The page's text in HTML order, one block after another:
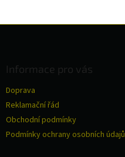
Informace pro vás
Doprava
Reklamační řád
Obchodní podmínky
Podmínky ochrany osobních údajů